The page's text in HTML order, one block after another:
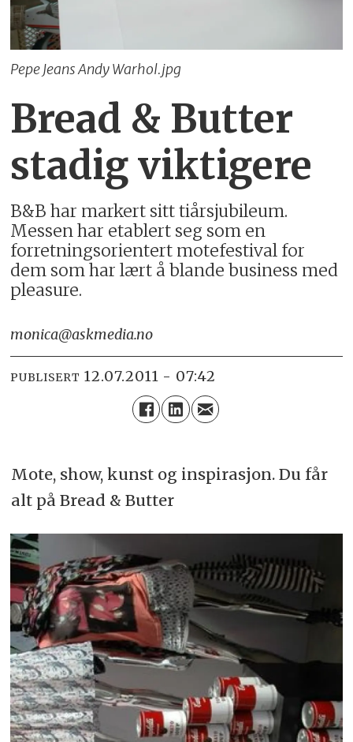
Pepe Jeans Andy Warhol.jpg
Bread & Butter
stadig viktigere
B&B har markert sitt tiårsjubileum.
Messen har etablert seg som en
forretningsorientert motefestival for
dem som har lært å blande business med
pleasure.
monica@askmedia.no
PUBLISERT 12.07.2011 - 07:42
Mote, show, kunst og inspirasjon. Du får
alt på Bread & Butter